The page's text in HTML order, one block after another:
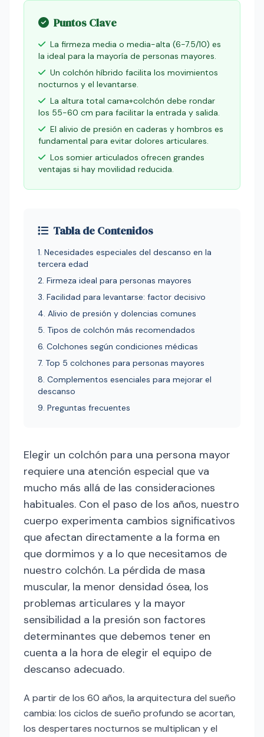
Puntos Clave
La firmeza media o media-alta (6-7.5/10) es
la ideal para la mayoría de personas mayores.
Un colchón híbrido facilita los movimientos
nocturnos y el levantarse.
La altura total cama+colchón debe rondar
los 55-60 cm para facilitar la entrada y salida.
El alivio de presión en caderas y hombros es
fundamental para evitar dolores articulares.
Los somier articulados ofrecen grandes
ventajas si hay movilidad reducida.
Tabla de Contenidos
1. Necesidades especiales del descanso en la
tercera edad
2. Firmeza ideal para personas mayores
3. Facilidad para levantarse: factor decisivo
4. Alivio de presión y dolencias comunes
5. Tipos de colchón más recomendados
6. Colchones según condiciones médicas
7. Top 5 colchones para personas mayores
8. Complementos esenciales para mejorar el
descanso
9. Preguntas frecuentes
Elegir un colchón para una persona mayor
requiere una atención especial que va
mucho más allá de las consideraciones
habituales. Con el paso de los años, nuestro
cuerpo experimenta cambios significativos
que afectan directamente a la forma en
que dormimos y a lo que necesitamos de
nuestro colchón. La pérdida de masa
muscular, la menor densidad ósea, los
problemas articulares y la mayor
sensibilidad a la presión son factores
determinantes que debemos tener en
cuenta a la hora de elegir el equipo de
descanso adecuado.
A partir de los 60 años, la arquitectura del sueño
cambia: los ciclos de sueño profundo se acortan,
los despertares nocturnos se multiplican y el